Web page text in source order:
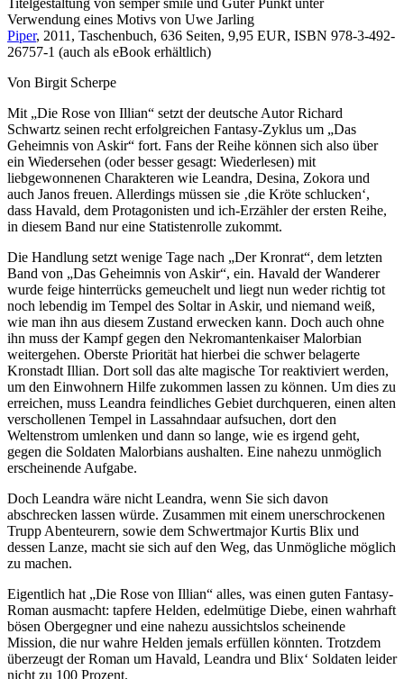
Titelgestaltung von semper smile und Guter Punkt unter
Verwendung eines Motivs von Uwe Jarling
Piper, 2011, Taschenbuch, 636 Seiten, 9,95 EUR, ISBN 978-3-492-
26757-1 (auch als eBook erhältlich)
Von Birgit Scherpe
Mit „Die Rose von Illian“ setzt der deutsche Autor Richard
Schwartz seinen recht erfolgreichen Fantasy-Zyklus um „Das
Geheimnis von Askir“ fort. Fans der Reihe können sich also über
ein Wiedersehen (oder besser gesagt: Wiederlesen) mit
liebgewonnenen Charakteren wie Leandra, Desina, Zokora und
auch Janos freuen. Allerdings müssen sie ‚die Kröte schlucken‘,
dass Havald, dem Protagonisten und ich-Erzähler der ersten Reihe,
in diesem Band nur eine Statistenrolle zukommt.
Die Handlung setzt wenige Tage nach „Der Kronrat“, dem letzten
Band von „Das Geheimnis von Askir“, ein. Havald der Wanderer
wurde feige hinterrücks gemeuchelt und liegt nun weder richtig tot
noch lebendig im Tempel des Soltar in Askir, und niemand weiß,
wie man ihn aus diesem Zustand erwecken kann. Doch auch ohne
ihn muss der Kampf gegen den Nekromantenkaiser Malorbian
weitergehen. Oberste Priorität hat hierbei die schwer belagerte
Kronstadt Illian. Dort soll das alte magische Tor reaktiviert werden,
um den Einwohnern Hilfe zukommen lassen zu können. Um dies zu
erreichen, muss Leandra feindliches Gebiet durchqueren, einen alten
verschollenen Tempel in Lassahndaar aufsuchen, dort den
Weltenstrom umlenken und dann so lange, wie es irgend geht,
gegen die Soldaten Malorbians aushalten. Eine nahezu unmöglich
erscheinende Aufgabe.
Doch Leandra wäre nicht Leandra, wenn Sie sich davon
abschrecken lassen würde. Zusammen mit einem unerschrockenen
Trupp Abenteurern, sowie dem Schwertmajor Kurtis Blix und
dessen Lanze, macht sie sich auf den Weg, das Unmögliche möglich
zu machen.
Eigentlich hat „Die Rose von Illian“ alles, was einen guten Fantasy-
Roman ausmacht: tapfere Helden, edelmütige Diebe, einen wahrhaft
bösen Obergegner und eine nahezu aussichtslos scheinende
Mission, die nur wahre Helden jemals erfüllen könnten. Trotzdem
überzeugt der Roman um Havald, Leandra und Blix‘ Soldaten leider
nicht zu 100 Prozent.